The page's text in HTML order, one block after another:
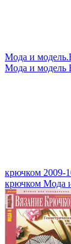
Мода и
Мода и модель
крючком 2009-
крючком Мода